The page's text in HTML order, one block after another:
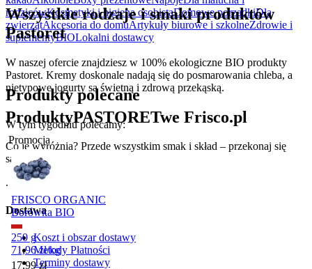
rodzicówKosmetyki i higiena osobistaDomowe porządkiDla
zwierzątAkcesoria do domuArtykuły biurowe i szkolneZdrowie i
suplementyBIOLokalni dostawcy
Produkty polecane
W tym tygodniu polecamy:
Promocja
FRISCO ORGANIC
Borówka BIO
250 g
71,96 zł/kg
Cena promocyjna
17,99 zł
Wszystkie rodzaje i smaki produktów
Pastoret
W naszej ofercie znajdziesz w 100% ekologiczne BIO produkty
Pastoret. Kremy doskonale nadają się do posmarowania chleba, a
nietypowe jogurty są świetną i zdrową przekąską.
ProduktyPASTORETwe Frisco.pl
Co je wyróżnia? Przede wszystkim smak i skład – przekonaj się
sam!
.
Dostawa
Koszt i obszar dostawy
Metody Płatności
Terminy dostawy